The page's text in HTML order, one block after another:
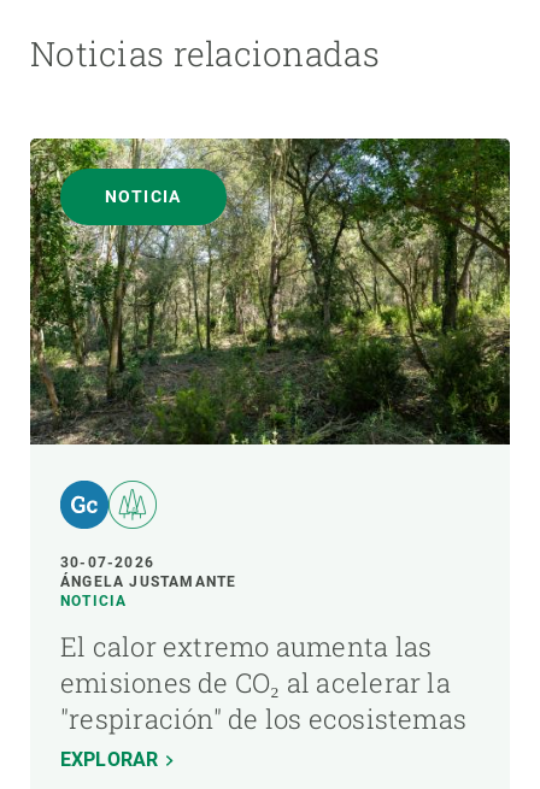
Noticias relacionadas
NOTICIA
30-07-2026
ÁNGELA JUSTAMANTE
NOTICIA
El calor extremo aumenta las
emisiones de CO₂ al acelerar la
"respiración" de los ecosistemas
EXPLORAR